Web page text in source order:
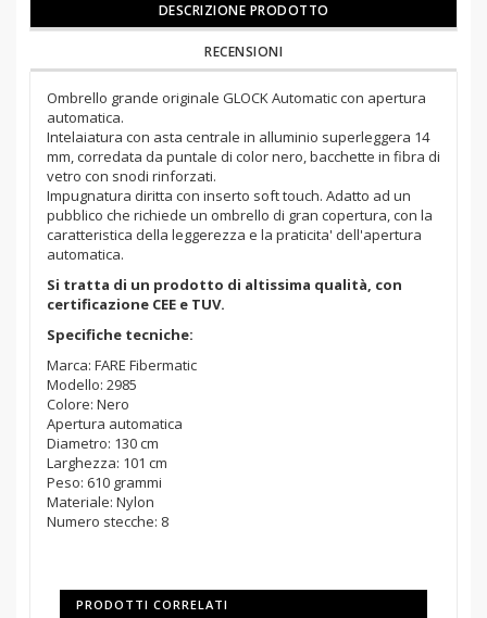
DESCRIZIONE PRODOTTO
RECENSIONI
Ombrello grande originale GLOCK Automatic con apertura
automatica.
Intelaiatura con asta centrale in alluminio superleggera 14
mm, corredata da puntale di color nero, bacchette in fibra di
vetro con snodi rinforzati.
Impugnatura diritta con inserto soft touch. Adatto ad un
pubblico che richiede un ombrello di gran copertura, con la
caratteristica della leggerezza e la praticita' dell'apertura
automatica.
Si tratta di un prodotto di altissima qualità, con
certificazione CEE e TUV.
Specifiche tecniche:
Marca: FARE Fibermatic
Modello: 2985
Colore: Nero
Apertura automatica
Diametro: 130 cm
Larghezza: 101 cm
Peso: 610 grammi
Materiale: Nylon
Numero stecche: 8
PRODOTTI CORRELATI